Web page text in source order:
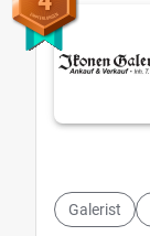
Galerist